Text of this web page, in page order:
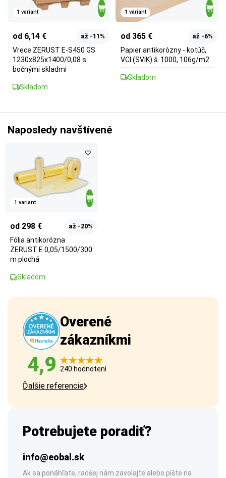
1 variant
od 6,14 € až -11%
Vrece ZERUST E-S450 GS
1230x825x1400/0,08 s
bočnými skladmi
Skladom
1 variant
od 365 € až -6%
Papier antikorózny - kotúč,
VCI (SVIK) š. 1000, 106g/m2
Skladom
Naposledy navštívené
1 variant
od 298 € až -20%
Fólia antikorózna
ZERUST E 0,05/1500/300
m plochá
Skladom
Overené
zákazníkmi
4,9 240 hodnotení
Ďalšie referencie
Potrebujete poradiť?
info@eobal.sk
Ak sa ponáhľate, radšej nám zavolajte alebo píšte na